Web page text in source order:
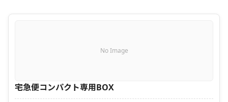
No Image
宅急便コンパクト専用BOX